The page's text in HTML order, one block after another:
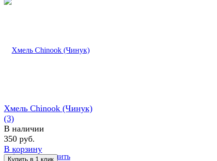
избранное сравнить
Хмель Chinook (Чинук)
(3)
В наличии
350 руб.
В корзину